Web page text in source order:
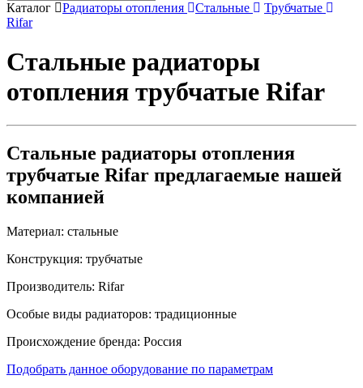
Каталог Радиаторы отопления Стальные
Трубчатые
Rifar
Стальные радиаторы
отопления трубчатые Rifar
Стальные радиаторы отопления
трубчатые Rifar предлагаемые нашей
компанией
Материал: стальные
Конструкция: трубчатые
Производитель: Rifar
Особые виды радиаторов: традиционные
Происхождение бренда: Россия
Подобрать данное оборудование по параметрам